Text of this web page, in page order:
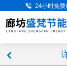
网站首页
关于我们
产品展示
24小时免费
낒